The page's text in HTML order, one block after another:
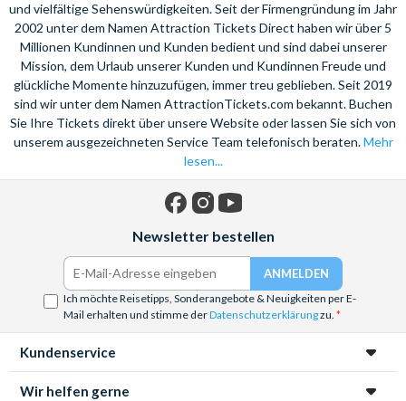
Treffpunkt:King's Cross Station, Pancras Road, Bus Stop T.
Dauer:ca. 8 Stunden. Die Warner Bros. Studio Tour dauert
etwa 4 Stunden.
und vielfältige Sehenswürdigkeiten. Seit der Firmengründung im Jahr
2002 unter dem Namen Attraction Tickets Direct haben wir über 5
Millionen Kundinnen und Kunden bedient und sind dabei unserer
Mission, dem Urlaub unserer Kunden und Kundinnen Freude und
glückliche Momente hinzuzufügen, immer treu geblieben. Seit 2019
sind wir unter dem Namen AttractionTickets.com bekannt. Buchen
Sie Ihre Tickets direkt über unsere Website oder lassen Sie sich von
unserem ausgezeichneten Service Team telefonisch beraten.Mehr
lesen...
Newsletter bestellen
Ich möchte Reisetipps, Sonderangebote & Neuigkeiten per E-
Mail erhalten und stimme derDatenschutzerklärungzu.
Kundenservice
Wir helfen gerne